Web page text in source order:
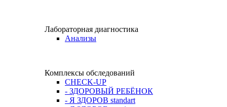
Лабораторная диагностика
Анализы
Комплексы обследований
CHECK-UP
- ЗДОРОВЫЙ РЕБЁНОК
- Я ЗДОРОВ standart